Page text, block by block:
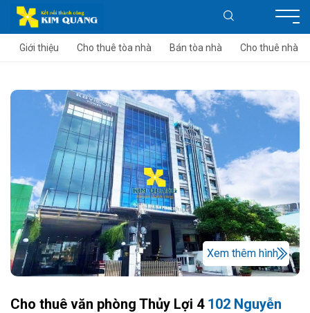
Giới thiệu Cho thuê tòa nhà Bán tòa nhà Cho thuê nhà
Xem thêm hình
Cho thuê văn phòng Thủy Lợi 4 102 Nguyễn